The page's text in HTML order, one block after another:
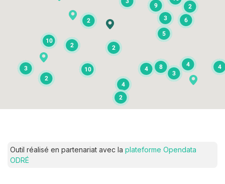
4 4
5
4
2
8
3
2 3
10
10
4
6
3
9
2
2
2
2
Outil réalisé en partenariat avec la plateforme Opendata
ODRÉ